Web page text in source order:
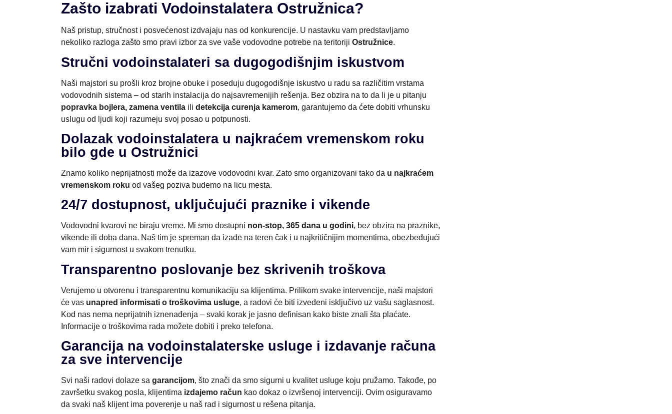
Zašto izabrati Vodoinstalatera Ostružnica?
Naš pristup, stručnost i posvećenost izdvajaju nas od konkurencije. U nastavku vam predstavljamo
nekoliko razloga zašto smo pravi izbor za sve vaše vodovodne potrebe na teritoriji Ostružnice.
Stručni vodoinstalateri sa dugogodišnjim iskustvom
Naši majstori su prošli kroz brojne obuke i poseduju dugogodišnje iskustvo u radu sa različitim vrstama
vodovodnih sistema – od starih instalacija do najsavremenijih rešenja. Bez obzira na to da li je u pitanju
popravka bojlera, zamena ventila ili detekcija curenja kamerom, garantujemo da ćete dobiti vrhunsku
uslugu od ljudi koji razumeju svoj posao u potpunosti.
Dolazak vodoinstalatera u najkraćem vremenskom roku
bilo gde u Ostružnici
Znamo koliko neprijatnosti može da izazove vodovodni kvar. Zato smo organizovani tako da u najkraćem
vremenskom roku od vašeg poziva budemo na licu mesta.
24/7 dostupnost, uključujući praznike i vikende
Vodovodni kvarovi ne biraju vreme. Mi smo dostupni non-stop, 365 dana u godini, bez obzira na praznike,
vikende ili doba dana. Naš tim je spreman da izađe na teren čak i u najkritičnijim momentima, obezbeđujući
vam mir i sigurnost u svakom trenutku.
Transparentno poslovanje bez skrivenih troškova
Verujemo u otvorenu i transparentnu komunikaciju sa klijentima. Prilikom svake intervencije, naši majstori
će vas unapred informisati o troškovima usluge, a radovi će biti izvedeni isključivo uz vašu saglasnost.
Kod nas nema neprijatnih iznenađenja – svaki korak je jasno definisan kako biste znali šta plaćate.
Informacije o troškovima rada možete dobiti i preko telefona.
Garancija na vodoinstalaterske usluge i izdavanje računa
za sve intervencije
Svi naši radovi dolaze sa garancijom, što znači da smo sigurni u kvalitet usluge koju pružamo. Takođe, po
završetku svakog posla, klijentima izdajemo račun kao dokaz o izvršenoj intervenciji. Ovim osiguravamo
da svaki naš klijent ima poverenje u naš rad i sigurnost u rešena pitanja.